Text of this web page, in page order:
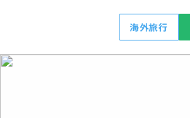
海外旅行